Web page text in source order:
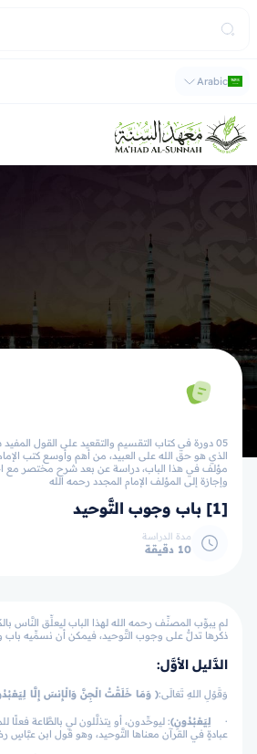
Arabic
05 دورة في كتاب التقسيم والتقعيد على القول
الذي هو حق الله على العبيد، من أهم وأوسع كتب
مؤلف في هذا الباب، دراسة عن بعد شرح مختصر مع
وإجازة إلى المؤلف الإمام المجدد رحمه الله
[1] باب وجوب التَّوحيد
مدة الدراسة
10 دقيقة
لم يبوِّب المصنِّف رحمه الله لهذا الباب ليعلِّق النَّاس
ذكرها تدلُّ على وجوب التَّوحيد، فيمكن أن نسمِّيه باب
الدَّليل الأوَّل:
وَقَوْلِ اللهِ تَعَالَى:﴿ وَمَا خَلَقْتُ الْجِنَّ وَالْإِنسَ إِلَّا
· لِيَعْبُدُونِ﴾: ليوحِّدون، أو يتذلَّلون لي بالطَّاعة فعلًا
عبادةٍ في القرآن معناها التَّوحيد، وهو قول ابن عبَّاسٍ